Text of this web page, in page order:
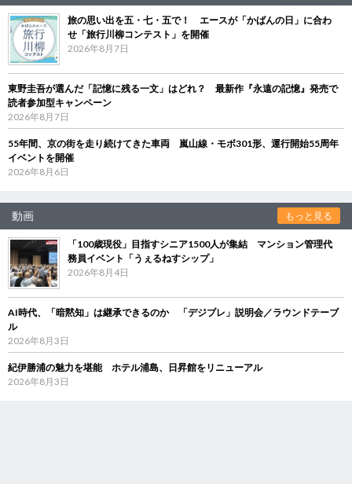
旅の思い出を五・七・五で！ エースが「かばんの日」に合わ
せ「旅行川柳コンテスト」を開催
2026年8月7日
東野圭吾が選んだ「記憶に残る一文」はどれ？ 最新作『永遠の記憶』発売で
読者参加型キャンペーン
2026年8月7日
55年間、京の街を走り続けてきた車両 嵐山線・モボ301形、運行開始55周年
イベントを開催
2026年8月6日
動画 もっと見る
「100歳現役」目指すシニア1500人が集結 マンション管理代
務員イベント「うぇるねすシップ」
2026年8月4日
AI時代、「暗黙知」は継承できるのか 「デジブレ」説明会／ラウンドテーブ
ル
2026年8月3日
紀伊勝浦の魅力を堪能 ホテル浦島、日昇館をリニューアル
2026年8月3日